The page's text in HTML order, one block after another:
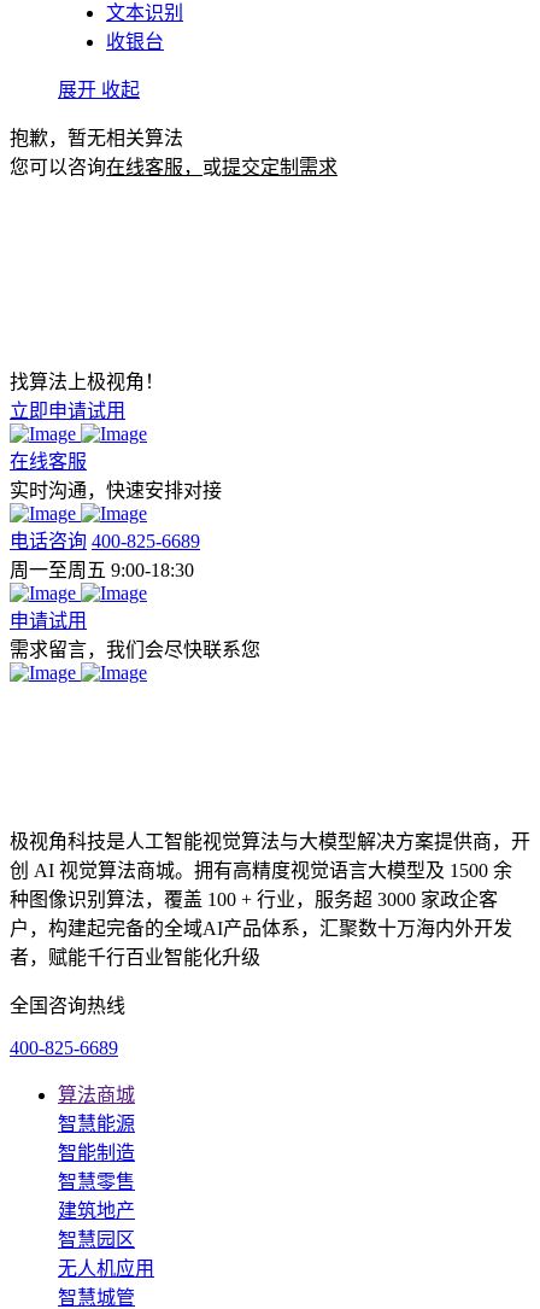
文本识别
收银台
展开 收起
抱歉，暂无相关算法
您可以咨询在线客服， 或提交定制需求
找算法上极视角！
立即申请试用
在线客服
实时沟通，快速安排对接
电话咨询 400-825-6689
周一至周五 9:00-18:30
申请试用
需求留言，我们会尽快联系您
极视角科技是人工智能视觉算法与大模型解决方案提供商，开
创 AI 视觉算法商城。拥有高精度视觉语言大模型及 1500 余
种图像识别算法，覆盖 100 + 行业，服务超 3000 家政企客
户，构建起完备的全域AI产品体系，汇聚数十万海内外开发
者，赋能千行百业智能化升级
全国咨询热线
400-825-6689
算法商城
智慧能源
智能制造
智慧零售
建筑地产
智慧园区
无人机应用
智慧城管